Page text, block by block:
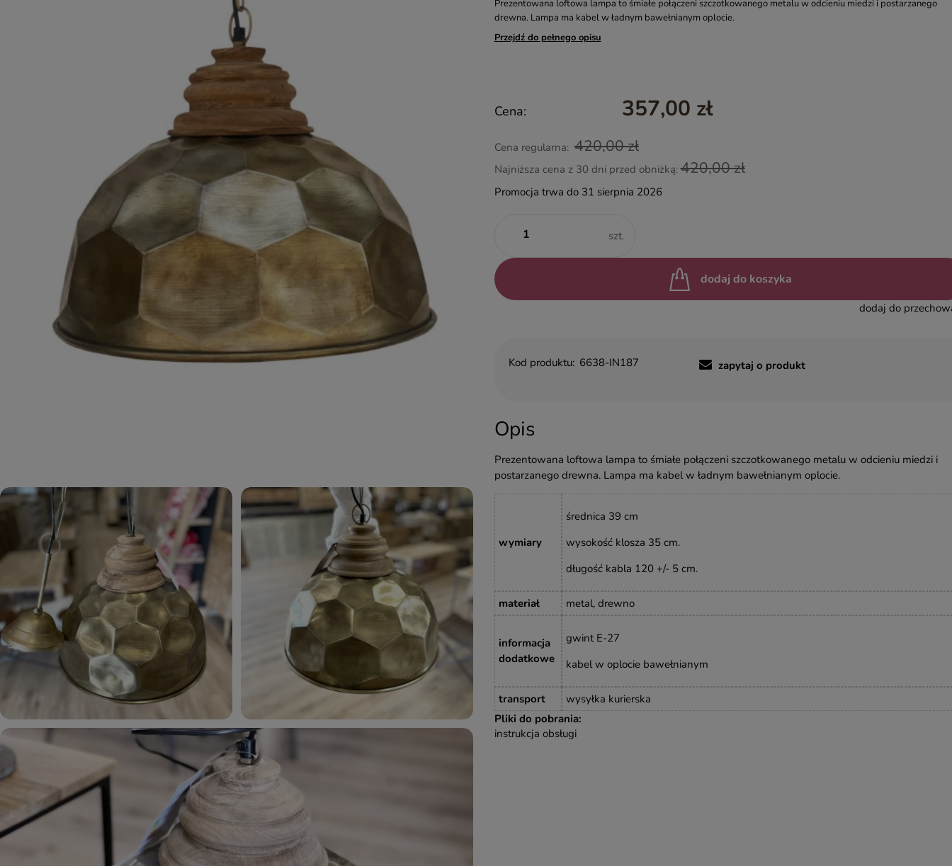
ROMA – MEBLE LOFTOWE MANGO I METAL
WESTPORT – LOFTOWE MEBLE VINTAGE
RIVERSIDE – POSTARZONE MEBLE LOFTOWE DREWNIANE
MILO – NOWOCZESNE MEBLE INDYJSKIE Z DREWNA MANGO
YASMIN – EGZOTYCZNE MEBLE DREWNIANE
Prezentowana loftowa lampa to śmiałe połączeni szczotkowanego metalu w odcieniu miedzi i postarzanego
drewna. Lampa ma kabel w ładnym bawełnianym oplocie.
Przejdź do pełnego opisu
Cena: 357,00 zł
Cena regularna: 420,00 zł
Najniższa cena z 30 dni przed obniżką:420,00 zł
Promocja trwa do 31 sierpnia 2026
szt.
dodaj do koszyka
dodaj do
Kod produktu: 6638-IN187 zapytaj o produkt
Opis
Prezentowana loftowa lampa to śmiałe połączeni szczotkowanego metalu w odcieniu miedzi i
postarzanego drewna. Lampa ma kabel w ładnym bawełnianym oplocie.
wymiary
średnica 39 cm
wysokość klosza 35 cm.
długość kabla 120 +/- 5 cm.
materiał metal, drewno
informacja
dodatkowe
gwint E-27
kabel w oplocie bawełnianym
transport
wysyłka kurierska
Pliki do pobrania:
instrukcja obsługi